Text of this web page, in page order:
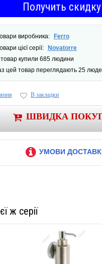
Получить скидку
виробника:
Ferro
цієї серії:
Novatorre
купили 685 людини
цей товар переглядають 25
В закладки
ШВИДКА
УМОВИ
ж серії